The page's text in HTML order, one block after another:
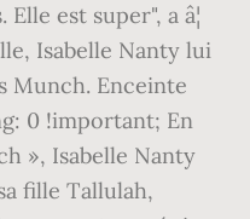
est super", a â¦
Isabelle Nanty lui
Munch. Enceinte
0 !important; En
», Isabelle Nanty
fille Tallulah,